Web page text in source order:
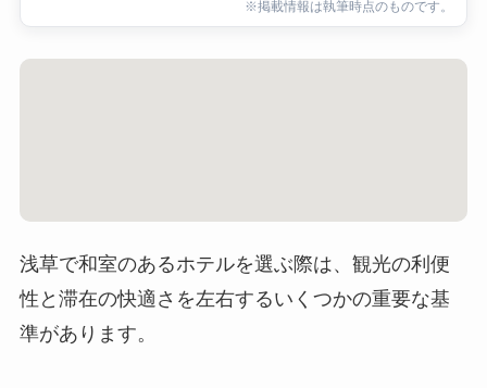
※掲載情報は執筆時点のものです。
浅草で和室のあるホテルを選ぶ際は、観光の利便
性と滞在の快適さを左右するいくつかの重要な基
準があります。